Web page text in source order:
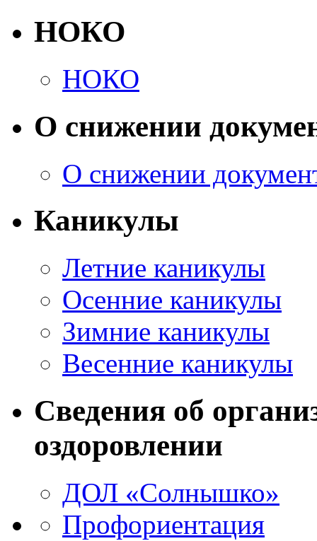
НОКО
НОКО
О снижении
О снижении
Каникулы
Летние каникулы
Осенние каникулы
Зимние каникулы
Весенние каникулы
Сведения об
оздоровлении
ДОЛ «Солнышко»
Профориентация